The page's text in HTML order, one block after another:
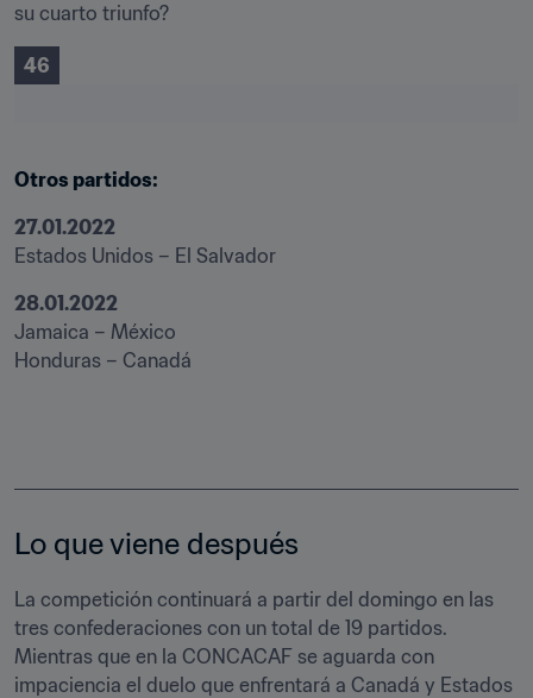
su cuarto triunfo?
46
Otros partidos:
27.01.2022
Estados Unidos – El Salvador
28.01.2022
Jamaica – México
Honduras – Canadá
Lo que viene después
La competición continuará a partir del domingo en las
tres confederaciones con un total de 19 partidos.
Mientras que en la CONCACAF se aguarda con
impaciencia el duelo que enfrentará a Canadá y Estados